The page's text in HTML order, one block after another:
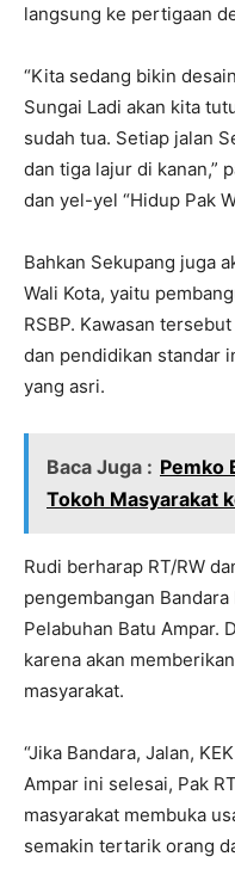
langsung ke pertigaan
“Kita sedang bikin
Sungai Ladi akan kita
sudah tua. Setiap jalan
dan tiga lajur di kanan,”
dan yel-yel “Hidup Pak
Bahkan Sekupang juga
Wali Kota, yaitu
RSBP. Kawasan
dan pendidikan standar
yang asri.
Baca Juga : Pemko
Tokoh Masyarakat
Rudi berharap RT/RW
pengembangan
Pelabuhan Batu Ampar.
karena akan
masyarakat.
“Jika Bandara, Jalan,
Ampar ini selesai, Pak
masyarakat membuka
semakin tertarik orang